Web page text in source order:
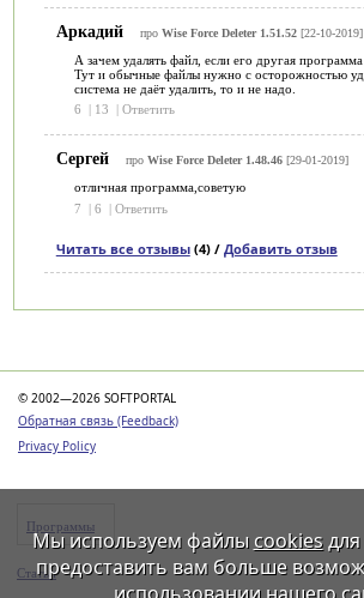
Аркадий про Wise Force Deleter 1.51.52[22-10-2019]
А зачем удалять файл, если его другая программа
Тут и обычные файлы нужно с осторожностью
система не даёт удалить, то и не надо.
6
13 Ответить
Сергей про Wise Force Deleter 1.48.46[29-01-2019]
отличная программа,советую
7
| 6 | Ответить
Читать все отзывы(4) / Добавить отзыв
© 2002—2026 SOFTPORTAL
Обратная связь (Feedback)
Privacy Policy
Программы
Статьи
Мы используем файлы cookiesдля
предоставить вам больше